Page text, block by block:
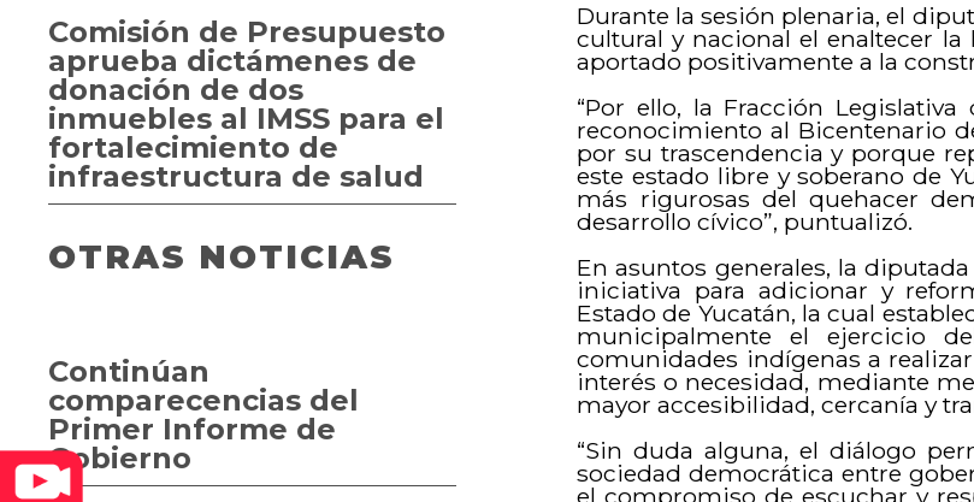
Durante la sesión plenaria, el
cultural y nacional el enaltecer
aportado positivamente a la
“Por ello, la Fracción
reconocimiento al Bicentenario
por su trascendencia y porque
este estado libre y soberano de
más rigurosas del quehacer
desarrollo cívico”, puntualizó.
En asuntos generales, la
iniciativa para adicionar y
Estado de Yucatán, la cual
municipalmente el ejercicio
comunidades indígenas a
interés o necesidad, mediante
mayor accesibilidad, cercanía y
“Sin duda alguna, el diálogo
sociedad democrática entre
Comisión de Presupuesto
aprueba dictámenes de
donación de dos
inmuebles al IMSS para el
fortalecimiento de
infraestructura de salud
OTRAS NOTICIAS
Continúan
comparecencias del
Primer Informe de
Gobierno